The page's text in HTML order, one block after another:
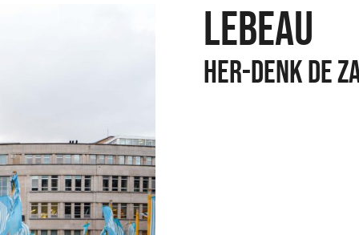
LEBEAU
HER-DENK DE